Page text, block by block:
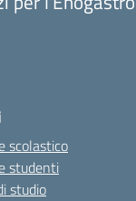
scolastico
studenti
studio